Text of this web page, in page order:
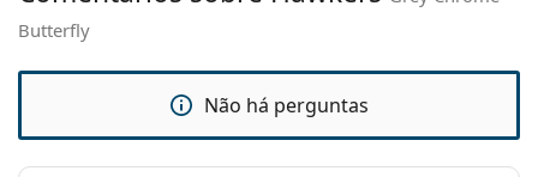
Estojo:
Pano de
Não
Outros
Butterfly
Não há perguntas